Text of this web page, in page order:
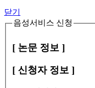
닫기
음성서비스 신청
[ 논문 정보 ]
[ 신청자 정보 ]